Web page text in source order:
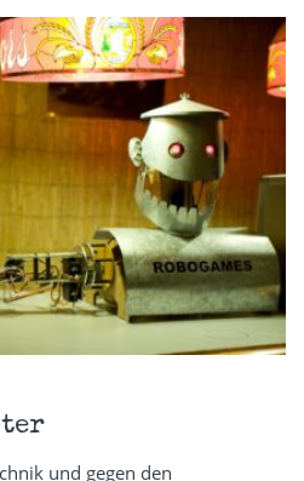
und gegen den